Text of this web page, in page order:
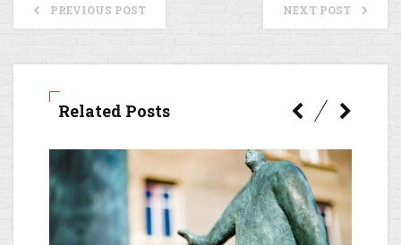
PREVIOUS POST NEXT POST
Related Posts